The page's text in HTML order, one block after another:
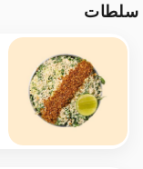
سلطات